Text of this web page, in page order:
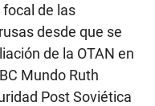
de las
desde que se
de la OTAN en
Mundo Ruth
Post Soviética